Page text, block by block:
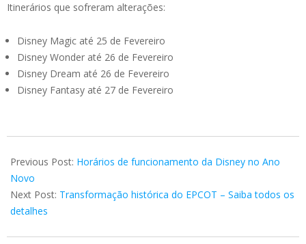
Itinerários que sofreram alterações:
Disney Magic até 25 de Fevereiro
Disney Wonder até 26 de Fevereiro
Disney Dream até 26 de Fevereiro
Disney Fantasy até 27 de Fevereiro
12-
11
Previous Post: Horários de funcionamento da Disney no Ano
Novo
Next Post: Transformação histórica do EPCOT – Saiba todos os
detalhes